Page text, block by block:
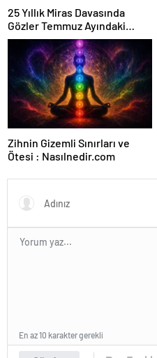
25 Yıllık Miras Davasında
Gözler Temmuz Ayındaki
Karar Duruşmasına Çevrildi
Zihnin Gizemli Sınırları ve
Ötesi : Nasılnedir.com
En az 10 karakter gerekli